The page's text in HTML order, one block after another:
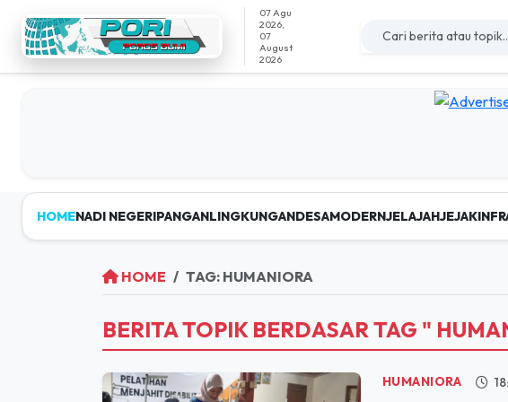
07 Agu
2026,
07
August
2026
HOMENADI NEGERIPANGANLINGKUNGANDESAMODERNJELAJAHJEJAK
HOME TAG: HUMANIORA
BERITA TOPIK BERDASAR TAG "
HUMANIORA